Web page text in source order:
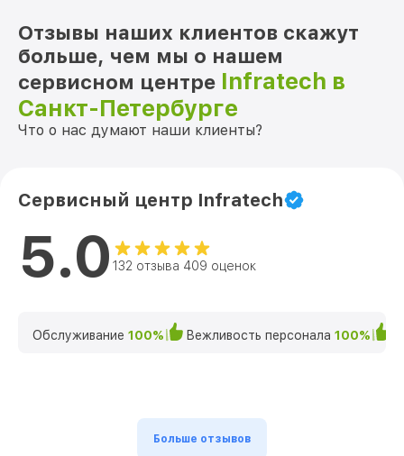
Отзывы наших клиентов скажут
больше, чем мы о нашем
сервисном центре Infratech в
Санкт-Петербурге
Что о нас думают наши клиенты?
Сервисный центр Infratech
5.0 132 отзыва 409 оценок
Обслуживание 100% Вежливость персонала 100%
Больше отзывов